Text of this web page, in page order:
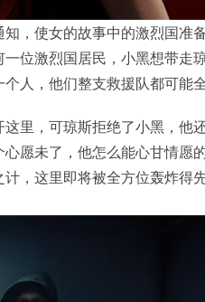
，使女的故事中的激烈国准
位激烈国居民，小黑想带走
人，他们整支救援队都可能全
里，可琼斯拒绝了小黑，他
愿未了，他怎么能心甘情愿
，这里即将被全方位轰炸得